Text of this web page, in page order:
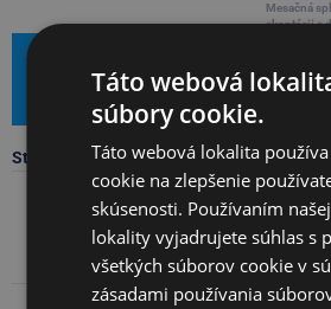
Mesačná
akontácii a
Leasingová
Základné údaje
Stiahnúť PDF s kompletnou ponukou
Táto webová
súbory cookie.
Táto webová lokalita
cookie na zlepšenie
skúsenosti. Používaním
lokality vyjadrujete súhlas s
všetkých súborov cookie v
zásadami používania